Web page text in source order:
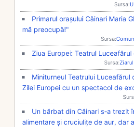
Sursa:
Primarul orașului Căinari Maria
mă preocupă!"
Sursa:
Ziua Europei: Teatrul
Sursa:
Miniturneul Teatrului Luceafărul
Zilei Europei cu un spectacol de
Un bărbat din Căinari s-a trezit
alimentare și cruciulițe de aur, dar